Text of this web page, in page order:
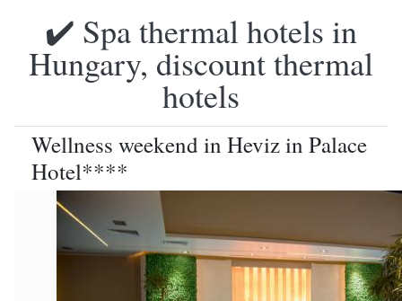
✔️ Spa thermal hotels in
Hungary, discount thermal
hotels
Wellness weekend in Heviz in Palace
Hotel****